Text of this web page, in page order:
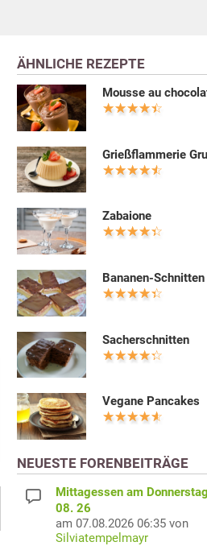
ÄHNLICHE REZEPTE
Mousse au
Grießflammerie
Zabaione
Bananen-Schnitten
Sacherschnitten
Vegane Pancakes
NEUESTE FORENBEITRÄGE
Mittagessen am
08. 26
am 07.08.2026 06:35 von
Silviatempelmayr